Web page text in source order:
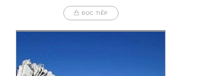
ĐỌC TIẾP